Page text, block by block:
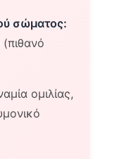
σώματος:
ομιλίας,